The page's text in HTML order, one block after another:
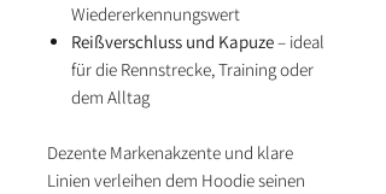
Wiedererkennungswert
Reißverschluss und Kapuze– ideal
für die Rennstrecke, Training oder
dem Alltag
Dezente Markenakzente und klare
Linien verleihen dem Hoodie seinen